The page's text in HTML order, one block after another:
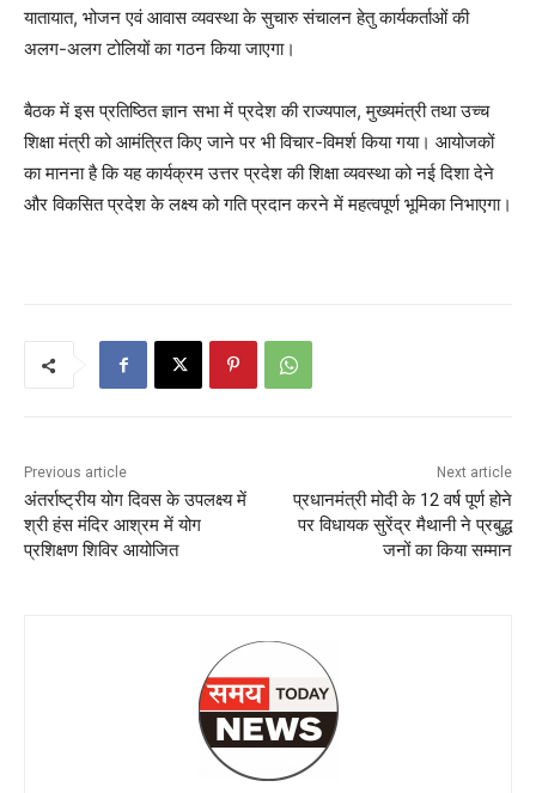
यातायात, भोजन एवं आवास व्यवस्था के सुचारु संचालन हेतु कार्यकर्ताओं की
अलग-अलग टोलियों का गठन किया जाएगा।
बैठक में इस प्रतिष्ठित ज्ञान सभा में प्रदेश की राज्यपाल, मुख्यमंत्री तथा उच्च
शिक्षा मंत्री को आमंत्रित किए जाने पर भी विचार-विमर्श किया गया। आयोजकों
का मानना है कि यह कार्यक्रम उत्तर प्रदेश की शिक्षा व्यवस्था को नई दिशा देने
और विकसित प्रदेश के लक्ष्य को गति प्रदान करने में महत्वपूर्ण भूमिका निभाएगा।
Previous article
अंतर्राष्ट्रीय योग दिवस के उपलक्ष्य में
श्री हंस मंदिर आश्रम में योग
प्रशिक्षण शिविर आयोजित
Next article
प्रधानमंत्री मोदी के 12 वर्ष पूर्ण होने
पर विधायक सुरेंद्र मैथानी ने प्रबुद्ध
जनों का किया सम्मान